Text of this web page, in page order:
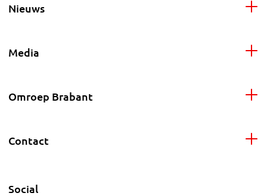
Nieuws
Media
Omroep Brabant
Contact
Social